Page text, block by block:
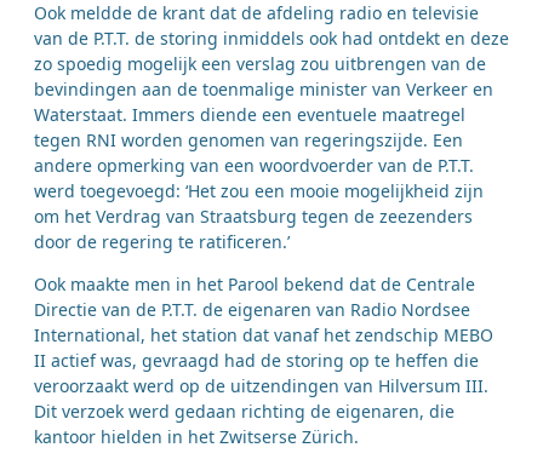
Ook meldde de krant dat de afdeling radio en televisie
van de P.T.T. de storing inmiddels ook had ontdekt en deze
zo spoedig mogelijk een verslag zou uitbrengen van de
bevindingen aan de toenmalige minister van Verkeer en
Waterstaat. Immers diende een eventuele maatregel
tegen RNI worden genomen van regeringszijde. Een
andere opmerking van een woordvoerder van de P.T.T.
werd toegevoegd: ‘Het zou een mooie mogelijkheid zijn
om het Verdrag van Straatsburg tegen de zeezenders
door de regering te ratificeren.’
Ook maakte men in het Parool bekend dat de Centrale
Directie van de P.T.T. de eigenaren van Radio Nordsee
International, het station dat vanaf het zendschip MEBO
II actief was, gevraagd had de storing op te heffen die
veroorzaakt werd op de uitzendingen van Hilversum III.
Dit verzoek werd gedaan richting de eigenaren, die
kantoor hielden in het Zwitserse Zürich.